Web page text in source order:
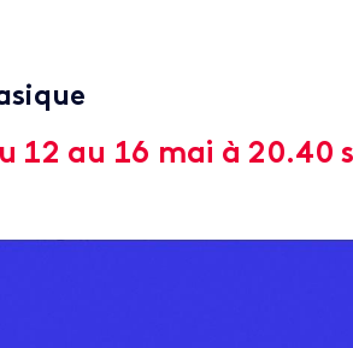
12 au 16 mai à 20.40